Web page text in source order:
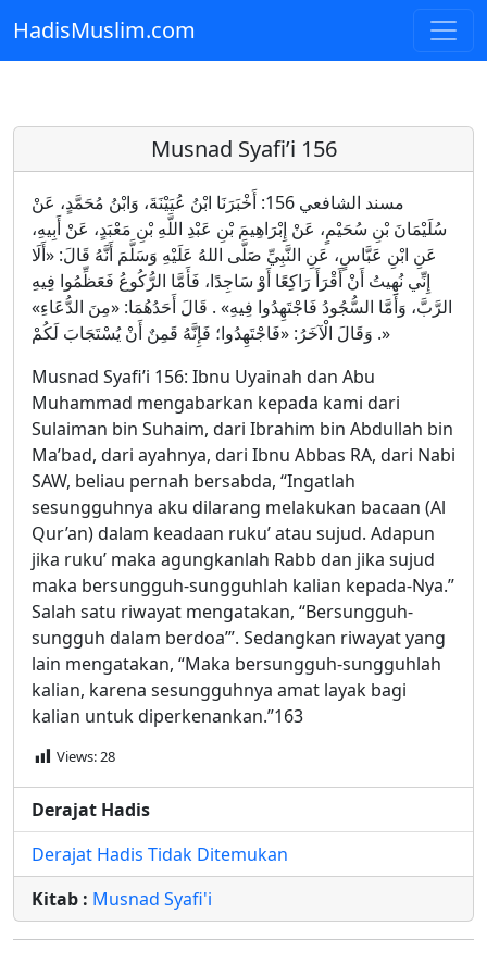
Skip to main content
HadisMuslim.com
Musnad Syafi’i 156
مسند الشافعي 156: أَخْبَرَنَا ابْنُ عُيَيْنَةَ، وَابْنُ مُحَمَّدٍ، عَنْ
سُلَيْمَانَ بْنِ سُحَيْمٍ، عَنْ إِبْرَاهِيمَ بْنِ عَبْدِ اللَّهِ بْنِ مَعْبَدٍ، عَنْ أَبِيهِ،
عَنِ ابْنِ عَبَّاسٍ، عَنِ النَّبِيِّ صَلَّى اللهُ عَلَيْهِ وَسَلَّمَ أَنَّهُ قَالَ: «أَلَا
إِنِّي نُهِيتُ أَنْ أَقْرَأَ رَاكِعًا أَوْ سَاجِدًا، فَأَمَّا الرُّكُوعُ فَعَظِّمُوا فِيهِ
الرَّبَّ، وَأَمَّا السُّجُودُ فَاجْتَهِدُوا فِيهِ» . قَالَ أَحَدُهُمَا: «مِنَ الدُّعَاءِ»
. وَقَالَ الْآخَرُ: «فَاجْتَهِدُوا؛ فَإِنَّهُ قَمِنٌ أَنْ يُسْتَجَابَ لَكُمْ»
Musnad Syafi’i 156: Ibnu Uyainah dan Abu
Muhammad mengabarkan kepada kami dari
Sulaiman bin Suhaim, dari Ibrahim bin Abdullah bin
Ma’bad, dari ayahnya, dari Ibnu Abbas RA, dari Nabi
SAW, beliau pernah bersabda, “Ingatlah
sesungguhnya aku dilarang melakukan bacaan (Al
Qur’an) dalam keadaan ruku’ atau sujud. Adapun
jika ruku’ maka agungkanlah Rabb dan jika sujud
maka bersungguh-sungguhlah kalian kepada-Nya.”
Salah satu riwayat mengatakan, “Bersungguh-
sungguh dalam berdoa’”. Sedangkan riwayat yang
lain mengatakan, “Maka bersungguh-sungguhlah
kalian, karena sesungguhnya amat layak bagi
kalian untuk diperkenankan.”163
Views:28
Derajat Hadis
Derajat Hadis Tidak Ditemukan
Kitab : Musnad Syafi'i